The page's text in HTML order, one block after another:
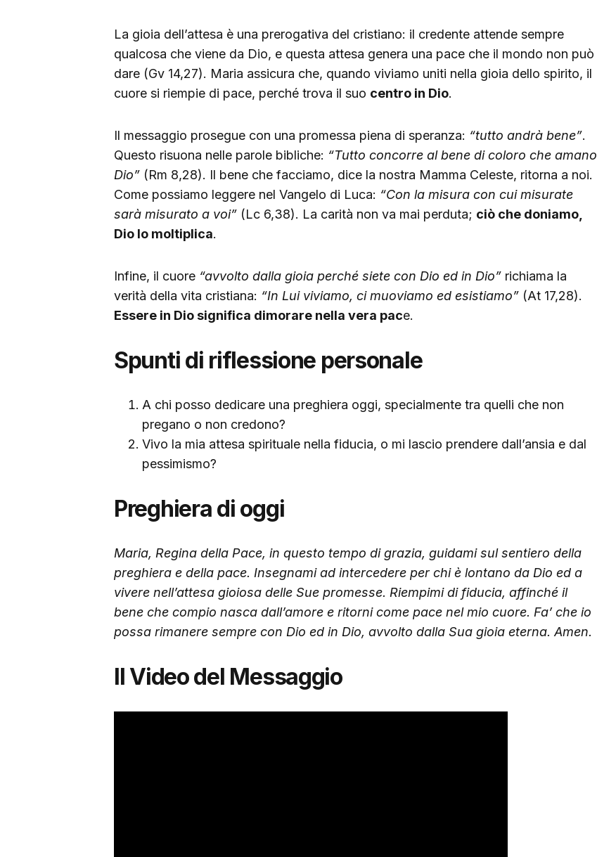
La gioia dell’attesa è una prerogativa del cristiano: il credente attende sempre
qualcosa che viene da Dio, e questa attesa genera una pace che il mondo non può
dare (Gv 14,27). Maria assicura che, quando viviamo uniti nella gioia dello spirito, il
cuore si riempie di pace, perché trova il suo centro in Dio.
Il messaggio prosegue con una promessa piena di speranza: “tutto andrà bene”.
Questo risuona nelle parole bibliche: “Tutto concorre al bene di coloro che amano
Dio” (Rm 8,28). Il bene che facciamo, dice la nostra Mamma Celeste, ritorna a noi.
Come possiamo leggere nel Vangelo di Luca: “Con la misura con cui misurate
sarà misurato a voi” (Lc 6,38). La carità non va mai perduta; ciò che doniamo,
Dio lo moltiplica.
Infine, il cuore “avvolto dalla gioia perché siete con Dio ed in Dio” richiama la
verità della vita cristiana: “In Lui viviamo, ci muoviamo ed esistiamo” (At 17,28).
Essere in Dio significa dimorare nella vera pace.
Spunti di riflessione personale
A chi posso dedicare una preghiera oggi, specialmente tra quelli che non
pregano o non credono?
Vivo la mia attesa spirituale nella fiducia, o mi lascio prendere dall’ansia e dal
pessimismo?
Preghiera di oggi
Maria, Regina della Pace, in questo tempo di grazia, guidami sul sentiero della
preghiera e della pace. Insegnami ad intercedere per chi è lontano da Dio ed a
vivere nell’attesa gioiosa delle Sue promesse. Riempimi di fiducia, affinché il
bene che compio nasca dall’amore e ritorni come pace nel mio cuore. Fa’ che io
possa rimanere sempre con Dio ed in Dio, avvolto dalla Sua gioia eterna. Amen.
Il Video del Messaggio